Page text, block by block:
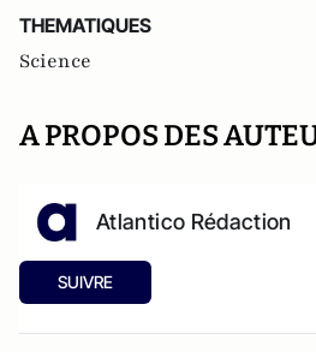
THEMATIQUES
Science
A PROPOS DES
Atlantico Rédaction
SUIVRE